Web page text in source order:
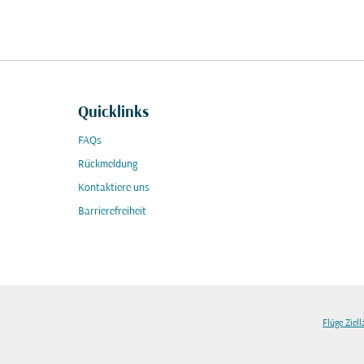
Quicklinks
FAQs
Rückmeldung
Kontaktiere uns
Barrierefreiheit
Flüge